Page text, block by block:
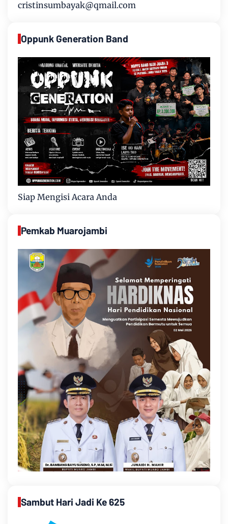
cristinsumbayak@qmail.com
Oppunk Generation Band
Siap Mengisi Acara Anda
Pemkab Muarojambi
Sambut Hari Jadi Ke 625